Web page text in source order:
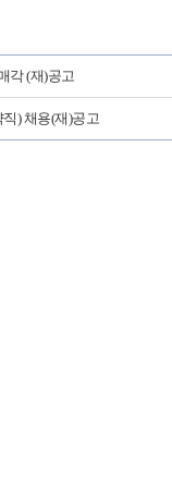
각 (재)공고
) 채용(재)공고